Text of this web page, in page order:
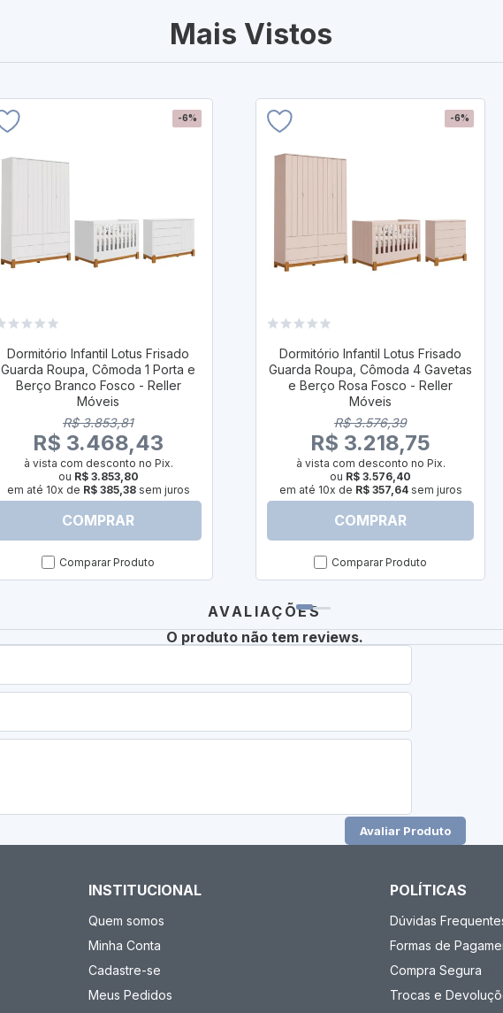
Mais Vistos
-6%
Dormitório Infantil Lotus Frisado
Guarda Roupa, Cômoda 1 Porta e
Berço Branco Fosco - Reller
Móveis
R$ 3.853,81
R$ 3.468,43
à vista com desconto no Pix.
ou R$ 3.853,80
em até 10x de R$ 385,38sem juros
COMPRAR
Comparar Produto
-6%
Dormitório Infantil Lotus Frisado
Guarda Roupa, Cômoda 4 Gavetas
e Berço Rosa Fosco - Reller
Móveis
R$ 3.576,39
R$ 3.218,75
à vista com desconto no Pix.
ou R$ 3.576,40
em até 10x de R$ 357,64sem juros
COMPRAR
Comparar Produto
AVALIAÇÕES
O produto não tem reviews.
Avaliar Produto
INSTITUCIONAL
Quem somos
Minha Conta
Cadastre-se
Meus Pedidos
POLÍTICAS
Dúvidas
Formas de
Compra Segura
Trocas e